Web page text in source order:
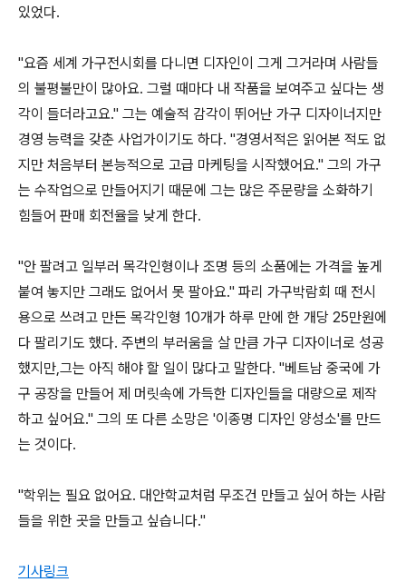
있었다.
"요즘 세계 가구전시회를 다니면 디자인이 그게 그거라며 사람들
의 불평불만이 많아요. 그럴 때마다 내 작품을 보여주고 싶다는 생
각이 들더라고요." 그는 예술적 감각이 뛰어난 가구 디자이너지만
경영 능력을 갖춘 사업가이기도 하다. "경영서적은 읽어본 적도 없
지만 처음부터 본능적으로 고급 마케팅을 시작했어요." 그의 가구
는 수작업으로 만들어지기 때문에 그는 많은 주문량을 소화하기
힘들어 판매 회전율을 낮게 한다.
"안 팔려고 일부러 목각인형이나 조명 등의 소품에는 가격을 높게
붙여 놓지만 그래도 없어서 못 팔아요." 파리 가구박람회 때 전시
용으로 쓰려고 만든 목각인형 10개가 하루 만에 한 개당 25만원에
다 팔리기도 했다. 주변의 부러움을 살 만큼 가구 디자이너로 성공
했지만,그는 아직 해야 할 일이 많다고 말한다. "베트남 중국에 가
구 공장을 만들어 제 머릿속에 가득한 디자인들을 대량으로 제작
하고 싶어요." 그의 또 다른 소망은 '이종명 디자인 양성소'를 만드
는 것이다.
"학위는 필요 없어요. 대안학교처럼 무조건 만들고 싶어 하는 사람
들을 위한 곳을 만들고 싶습니다."
기사링크